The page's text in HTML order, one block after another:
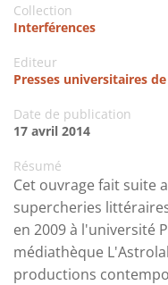
Collection
Interférences
Editeur
Presses universitaires
Date de publication
17 avril 2014
Résumé
Cet ouvrage fait suite
supercheries
en 2009 à l'université
médiathèque
productions